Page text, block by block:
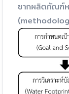
ซากผลิตภัณฑ์ห